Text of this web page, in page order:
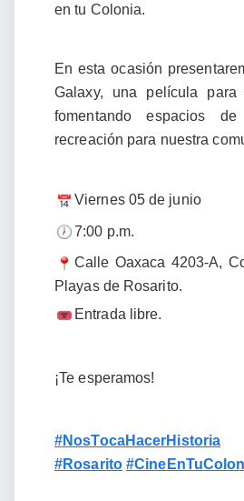
en tu Colonia.
En esta ocasión
Galaxy, una película
fomentando espacios
recreación para nuestra
Viernes 05 de junio
7:00 p.m.
Calle Oaxaca 4203-A,
Playas de Rosarito.
Entrada libre.
¡Te esperamos!
#NosTocaHacerHistoria
#Rosarito